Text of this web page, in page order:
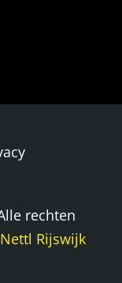
rechten
Nettl Rijswijk